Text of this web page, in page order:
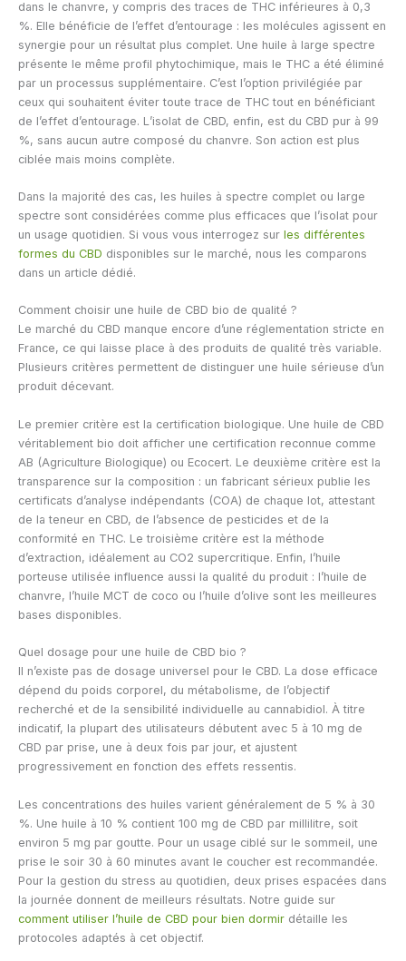
dans le chanvre, y compris des traces de THC inférieures à 0,3
%. Elle bénéficie de l’effet d’entourage : les molécules agissent en
synergie pour un résultat plus complet. Une huile à large spectre
présente le même profil phytochimique, mais le THC a été éliminé
par un processus supplémentaire. C’est l’option privilégiée par
ceux qui souhaitent éviter toute trace de THC tout en bénéficiant
de l’effet d’entourage. L’isolat de CBD, enfin, est du CBD pur à 99
%, sans aucun autre composé du chanvre. Son action est plus
ciblée mais moins complète.
Dans la majorité des cas, les huiles à spectre complet ou large
spectre sont considérées comme plus efficaces que l’isolat pour
un usage quotidien. Si vous vous interrogez sur les différentes
formes du CBD disponibles sur le marché, nous les comparons
dans un article dédié.
Comment choisir une huile de CBD bio de qualité ?
Le marché du CBD manque encore d’une réglementation stricte en
France, ce qui laisse place à des produits de qualité très variable.
Plusieurs critères permettent de distinguer une huile sérieuse d’un
produit décevant.
Le premier critère est la certification biologique. Une huile de CBD
véritablement bio doit afficher une certification reconnue comme
AB (Agriculture Biologique) ou Ecocert. Le deuxième critère est la
transparence sur la composition : un fabricant sérieux publie les
certificats d’analyse indépendants (COA) de chaque lot, attestant
de la teneur en CBD, de l’absence de pesticides et de la
conformité en THC. Le troisième critère est la méthode
d’extraction, idéalement au CO2 supercritique. Enfin, l’huile
porteuse utilisée influence aussi la qualité du produit : l’huile de
chanvre, l’huile MCT de coco ou l’huile d’olive sont les meilleures
bases disponibles.
Quel dosage pour une huile de CBD bio ?
Il n’existe pas de dosage universel pour le CBD. La dose efficace
dépend du poids corporel, du métabolisme, de l’objectif
recherché et de la sensibilité individuelle au cannabidiol. À titre
indicatif, la plupart des utilisateurs débutent avec 5 à 10 mg de
CBD par prise, une à deux fois par jour, et ajustent
progressivement en fonction des effets ressentis.
Les concentrations des huiles varient généralement de 5 % à 30
%. Une huile à 10 % contient 100 mg de CBD par millilitre, soit
environ 5 mg par goutte. Pour un usage ciblé sur le sommeil, une
prise le soir 30 à 60 minutes avant le coucher est recommandée.
Pour la gestion du stress au quotidien, deux prises espacées dans
la journée donnent de meilleurs résultats. Notre guide sur
comment utiliser l’huile de CBD pour bien dormir détaille les
protocoles adaptés à cet objectif.